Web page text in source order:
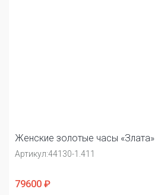
Женские золотые часы «Злата»
Артикул:44130-1.411
79600 ₽